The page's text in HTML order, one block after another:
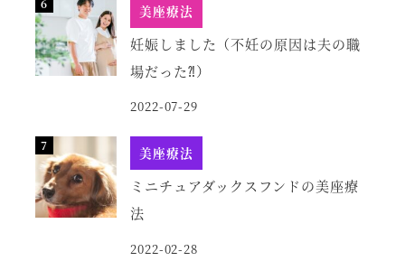
美座療法
妊娠しました（不妊の原因は夫の職
場だった⁈）
2022-07-29
美座療法
ミニチュアダックスフンドの美座療
法
2022-02-28